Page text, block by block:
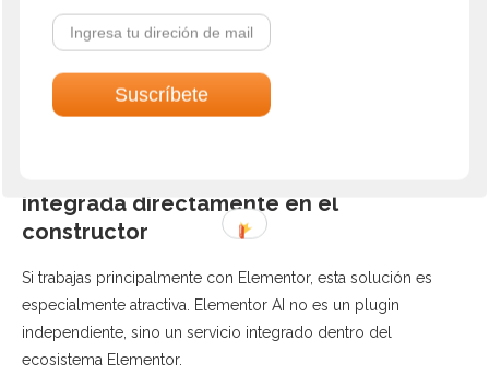
Engine, debes usar tu propia cuenta de IA.
Tiene versión gratuita y versión premium, cuyo precio
comienza en 96 dólares al año o 290 dólares en pago único
integrada directamente en el
constructor
Si trabajas principalmente con Elementor, esta solución es
especialmente atractiva. Elementor AI no es un plugin
independiente, sino un servicio integrado dentro del
ecosistema Elementor.